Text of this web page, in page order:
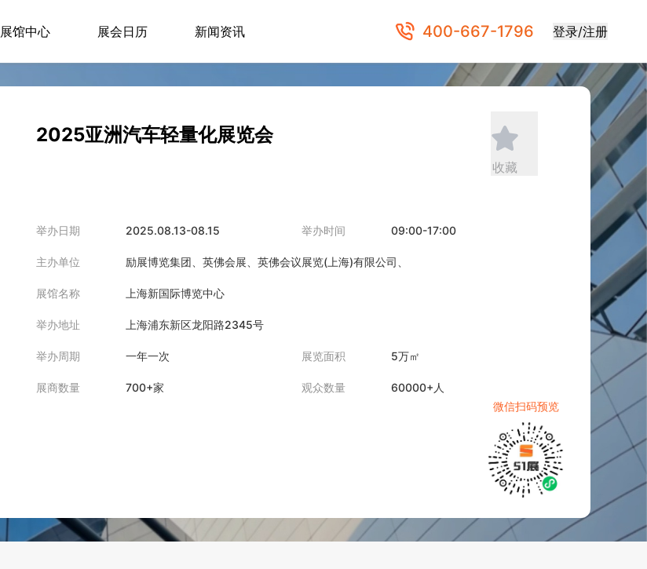
展馆中心 展会日历 新闻资讯 400-667-1796 登录/注册
2025亚洲汽车轻量化展览会
举办日期 2025.08.13-08.15 举办时间 09:00-17:00
主办单位 励展博览集团、英佛会展、英佛会议展览(上海)有限公司、
展馆名称 上海新国际博览中心
举办地址 上海浦东新区龙阳路2345号
举办周期 一年一次 展览面积 5万㎡
展商数量 700+家 观众数量
60000+人
微信扫码预览
收藏